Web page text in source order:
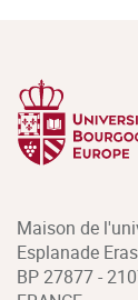
Maison de
Esplanade
BP 27877 -